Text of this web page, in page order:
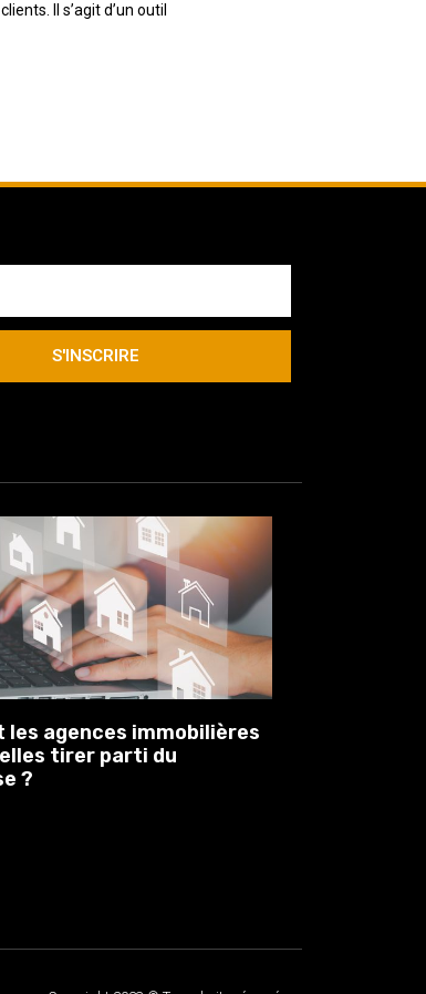
Il s’agit d’un outil
S'INSCRIRE
les agences immobilières
tirer parti du
?